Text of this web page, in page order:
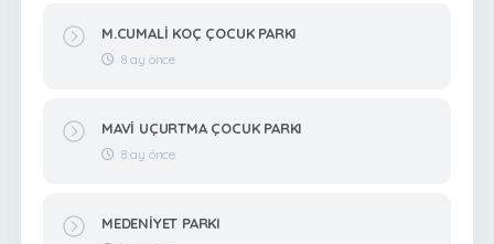
M.CUMALİ KOÇ ÇOCUK PARKI
8 ay önce
MAVİ UÇURTMA ÇOCUK PARKI
8 ay önce
MEDENİYET PARKI